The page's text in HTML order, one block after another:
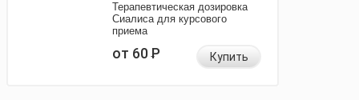
Терапевтическая дозировка
Сиалиса для курсового
приема
от 60Р Купить